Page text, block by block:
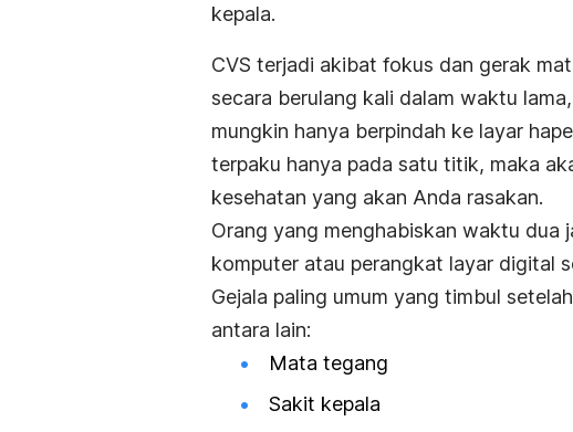
kepala.
CVS terjadi akibat fokus dan gerak
secara berulang kali dalam waktu
mungkin hanya berpindah ke layar
terpaku hanya pada satu titik, maka
kesehatan yang akan Anda rasakan.
Orang yang menghabiskan waktu dua
komputer atau perangkat layar digital
Gejala paling umum yang timbul
antara lain:
Mata tegang
Sakit kepala